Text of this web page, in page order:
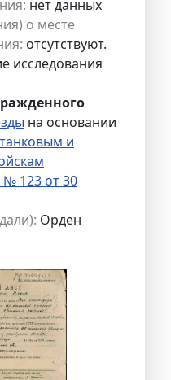
нет данных
о месте
отсутствуют.
исследования
на основании
и
№ 123 от 30
Орден